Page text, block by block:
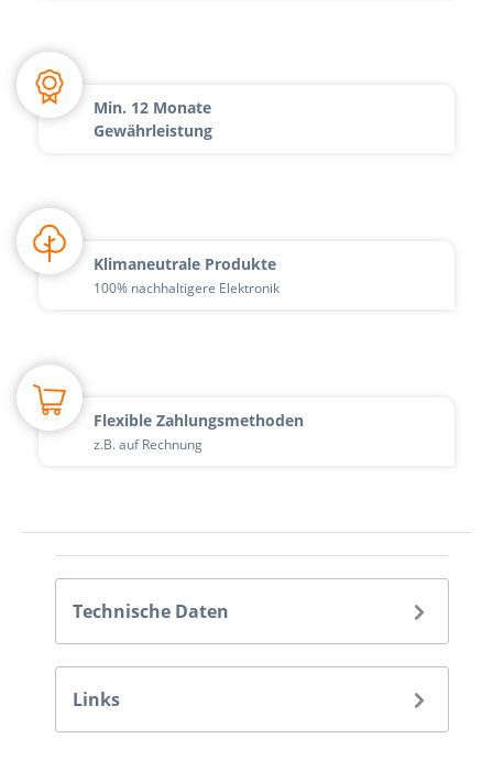
Min. 12 Monate
Gewährleistung
Klimaneutrale Produkte
100% nachhaltigere Elektronik
Flexible Zahlungsmethoden
z.B. auf Rechnung
Technische Daten
Links